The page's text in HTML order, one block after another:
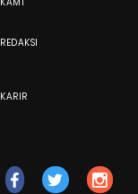
REDAKSI
KARIR